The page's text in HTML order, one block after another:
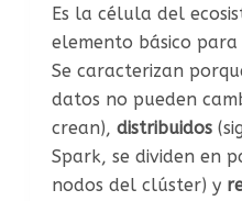
Es la célula del
elemento básico
Se caracterizan
datos no pueden
crean), distribuidos
Spark, se dividen en
nodos del clúster) y